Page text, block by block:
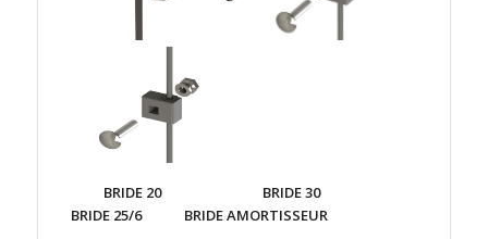
BRIDE 20 BRIDE 30
BRIDE 25/6 BRIDE AMORTISSEUR